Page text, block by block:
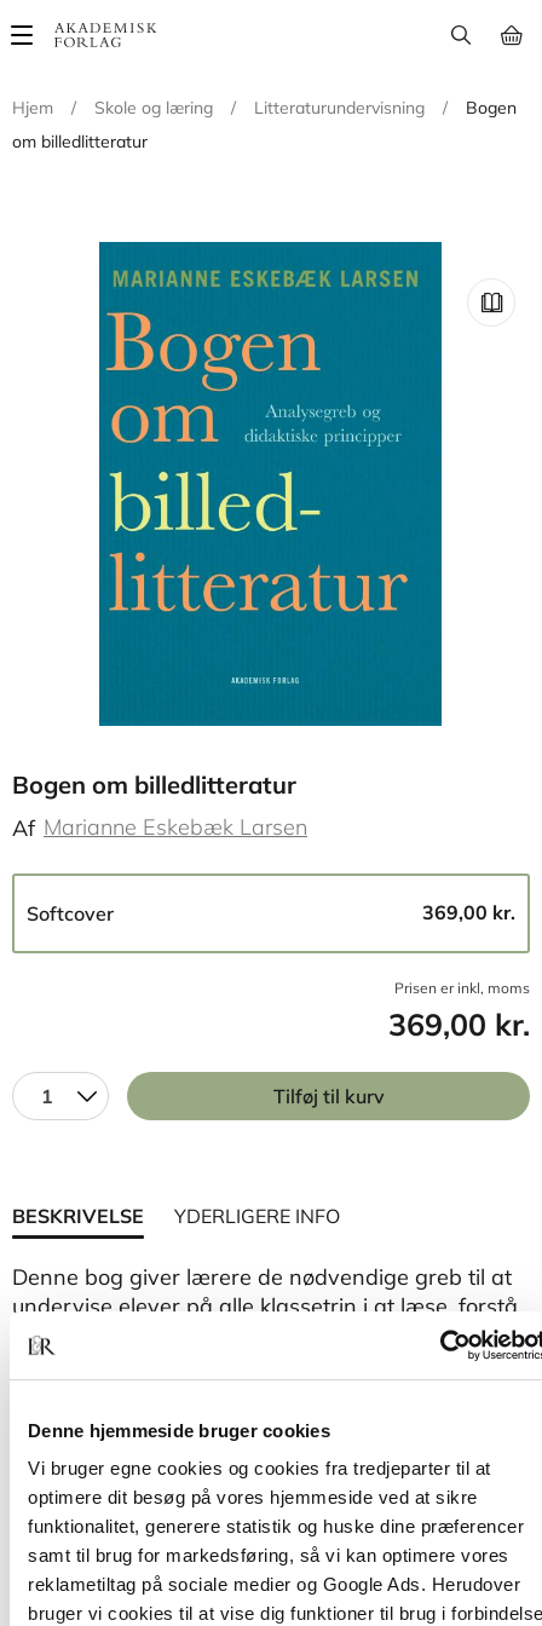
Denne hjemmeside bruger cookies
Vi bruger egne cookies og cookies fra tredjeparter til at
optimere dit besøg på vores hjemmeside ved at sikre
funktionalitet, generere statistik og huske dine præferencer
samt til brug for markedsføring, så vi kan optimere vores
reklametiltag på sociale medier og Google Ads. Herudover
bruger vi cookies til at vise dig funktioner til brug i
Main
Hjem
/ Skole og læring / Litteraturundervisning /
Bogen
om billedlitteratur
Bogen om billedlitteratur
Af Marianne Eskebæk Larsen
Softcover 369,00 kr.
Prisen er inkl, moms
369,00 kr.
1 Tilføj til kurv
BESKRIVELSE YDERLIGERE INFO
Denne bog giver lærere de nødvendige greb til at
undervise elever på alle klassetrin i at læse, forstå
og analysere billedbøger, billednoveller,
tegneserier, grafiske romaner – og alle dem, der
Med afsæt i en række skønne og overraskende
eksempler præsenteres læseren for klassiske
elementer og virkemidler – og for, hvordan og med
hvilken effekt den nye billedlitteratur sprænger
dem. Det gælder både komposition, visuelle koder
og beskæring, billedrim, streg, typografi og farver